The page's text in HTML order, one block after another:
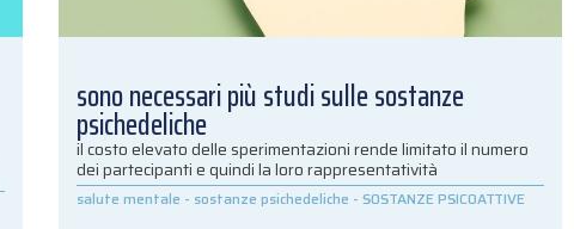
sono necessari più studi sulle sostanze
psichedeliche
il costo elevato delle sperimentazioni rende limitato il numero
dei partecipanti e quindi la loro rappresentatività
salute mentale - sostanze psichedeliche - SOSTANZE PSICOATTIVE